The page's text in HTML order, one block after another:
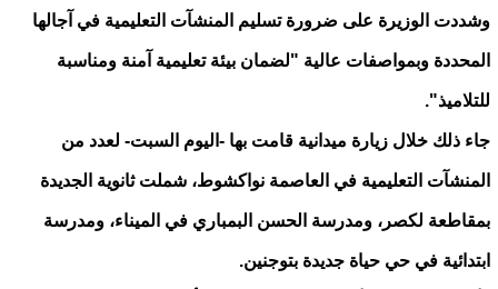
وشددت الوزيرة على ضرورة تسليم المنشآت التعليمية في آجالها
المحددة وبمواصفات عالية "لضمان بيئة تعليمية آمنة ومناسبة
للتلاميذ".
جاء ذلك خلال زيارة ميدانية قامت بها -اليوم السبت- لعدد من
المنشآت التعليمية في العاصمة نواكشوط، شملت ثانوية الجديدة
بمقاطعة لكصر، ومدرسة الحسن البمباري في الميناء، ومدرسة
ابتدائية في حي حياة جديدة بتوجنين.